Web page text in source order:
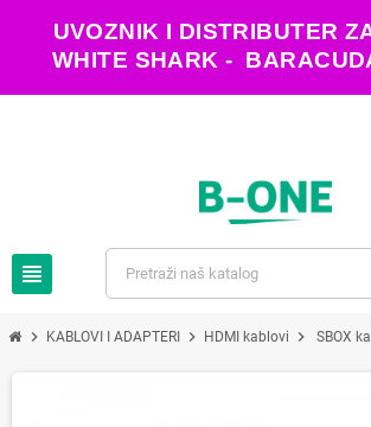
UVOZNIK I DISTRIBUTER
WHITE SHARK -
view_headline
chevron_right KABLOVI I ADAPTERI chevron_right HDMI kablovi chevron_right SBOX